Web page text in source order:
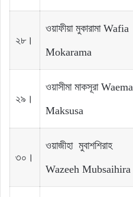
২৮।
ওয়াফীয়া মুকারামা Wafia
Mokarama
২৯।
ওয়াসীমা মাকসূরা Waema
Maksusa
৩০।
ওয়াজীহা মুবাশশিরাহ
Wazeeh Mubsaihira